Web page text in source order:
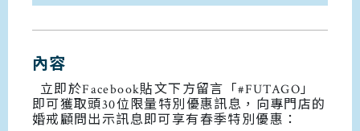
內容
立即於Facebook貼文下方留言 「#FUTAGO」
即可獲取頭30位限量特別優惠訊息，向專門店的
婚戒顧問出示訊息即可享有春季特別優惠 ：